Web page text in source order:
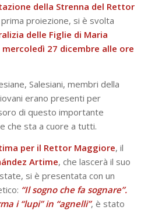
della Strenna del Rettor
prima proiezione, si è svolta
delle Figlie di Maria
mercoledì 27 dicembre alle ore
Salesiani, membri della
erano presenti per
di questo importante
che sta a cuore a tutti.
per il Rettor Maggiore, il
Artime, che lascerà il suo
si è presentata con un
“Il sogno che fa sognare”.
i “lupi” in “agnelli”, è stato